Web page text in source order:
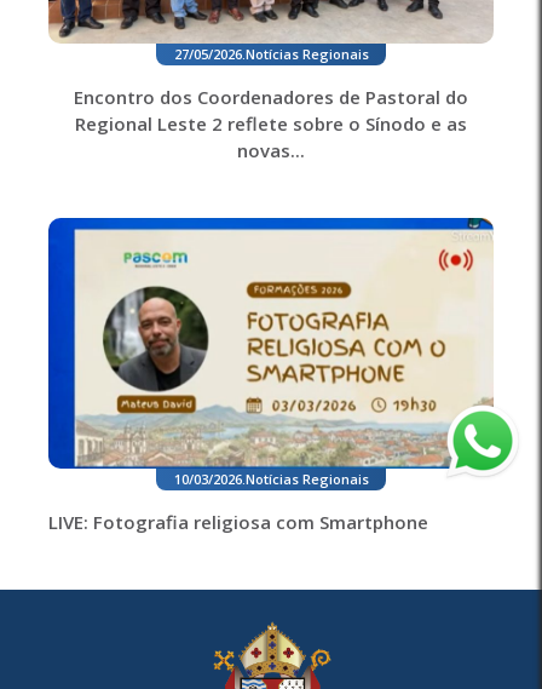
27/05/2026. Notícias Regionais
Encontro dos Coordenadores de Pastoral do
Regional Leste 2 reflete sobre o Sínodo e as
novas...
10/03/2026. Notícias Regionais
LIVE: Fotografia religiosa com Smartphone